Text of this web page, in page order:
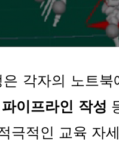
은 각자의 노트
이프라인 작성
극적인 교육 자